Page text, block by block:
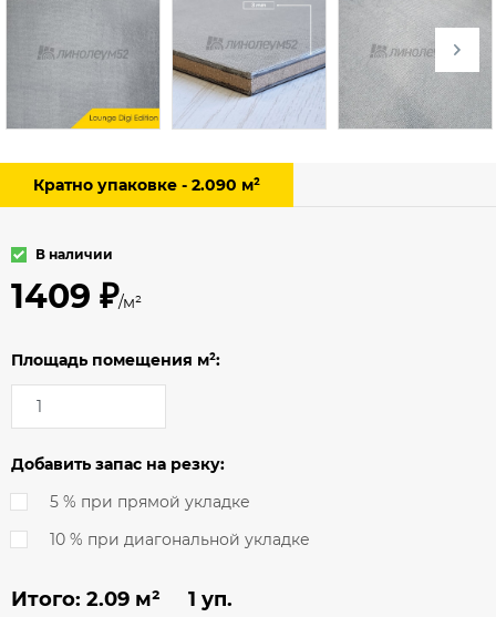
Кратно упаковке - 2.090 м²
В наличии
1409 ₽/м²
Площадь помещения м²:
Добавить запас на резку:
5 % при прямой укладке
10 % при диагональной укладке
Итого: 2.09 м² 1 уп.